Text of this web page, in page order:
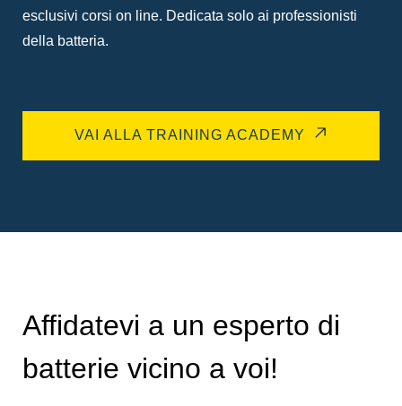
esclusivi corsi on line. Dedicata solo ai professionisti
della batteria.
VAI ALLA TRAINING ACADEMY
Affidatevi a un esperto di
batterie vicino a voi!